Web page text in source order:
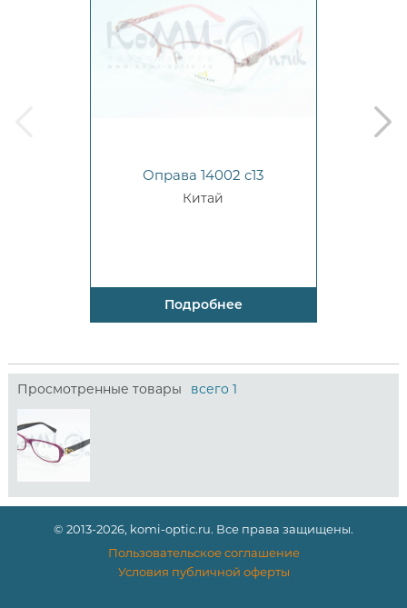
Оправа 14002 c13
Китай
Подробнее
next
Просмотренные товары всего 1
© 2013-2026, komi-optic.ru. Все права защищены.
Пользовательское соглашение
Условия публичной оферты